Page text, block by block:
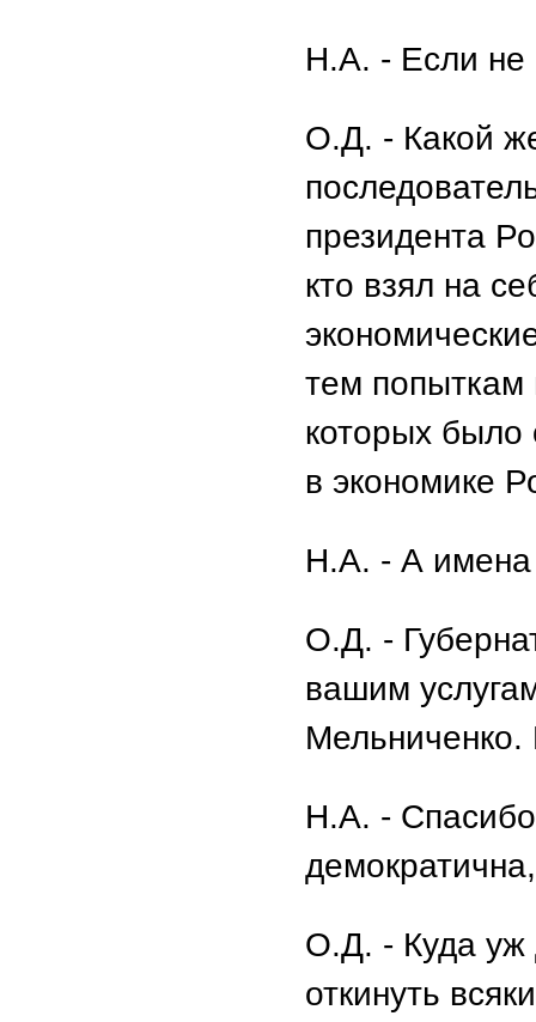
Н.А. - Если не
О.Д. - Какой
президента
кто взял на
тем попыткам
которых было
в экономике
Н.А. - А имена
О.Д. -
вашим
Н.А. -
О.Д. - Куда уж
откинуть